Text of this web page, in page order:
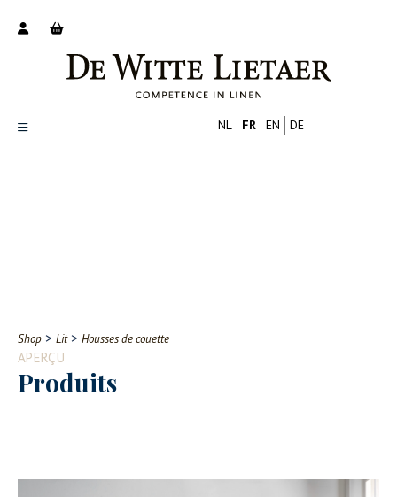
Contact
NL FR EN DE
Shop > Lit> Housses de couette
APERÇU
Produits